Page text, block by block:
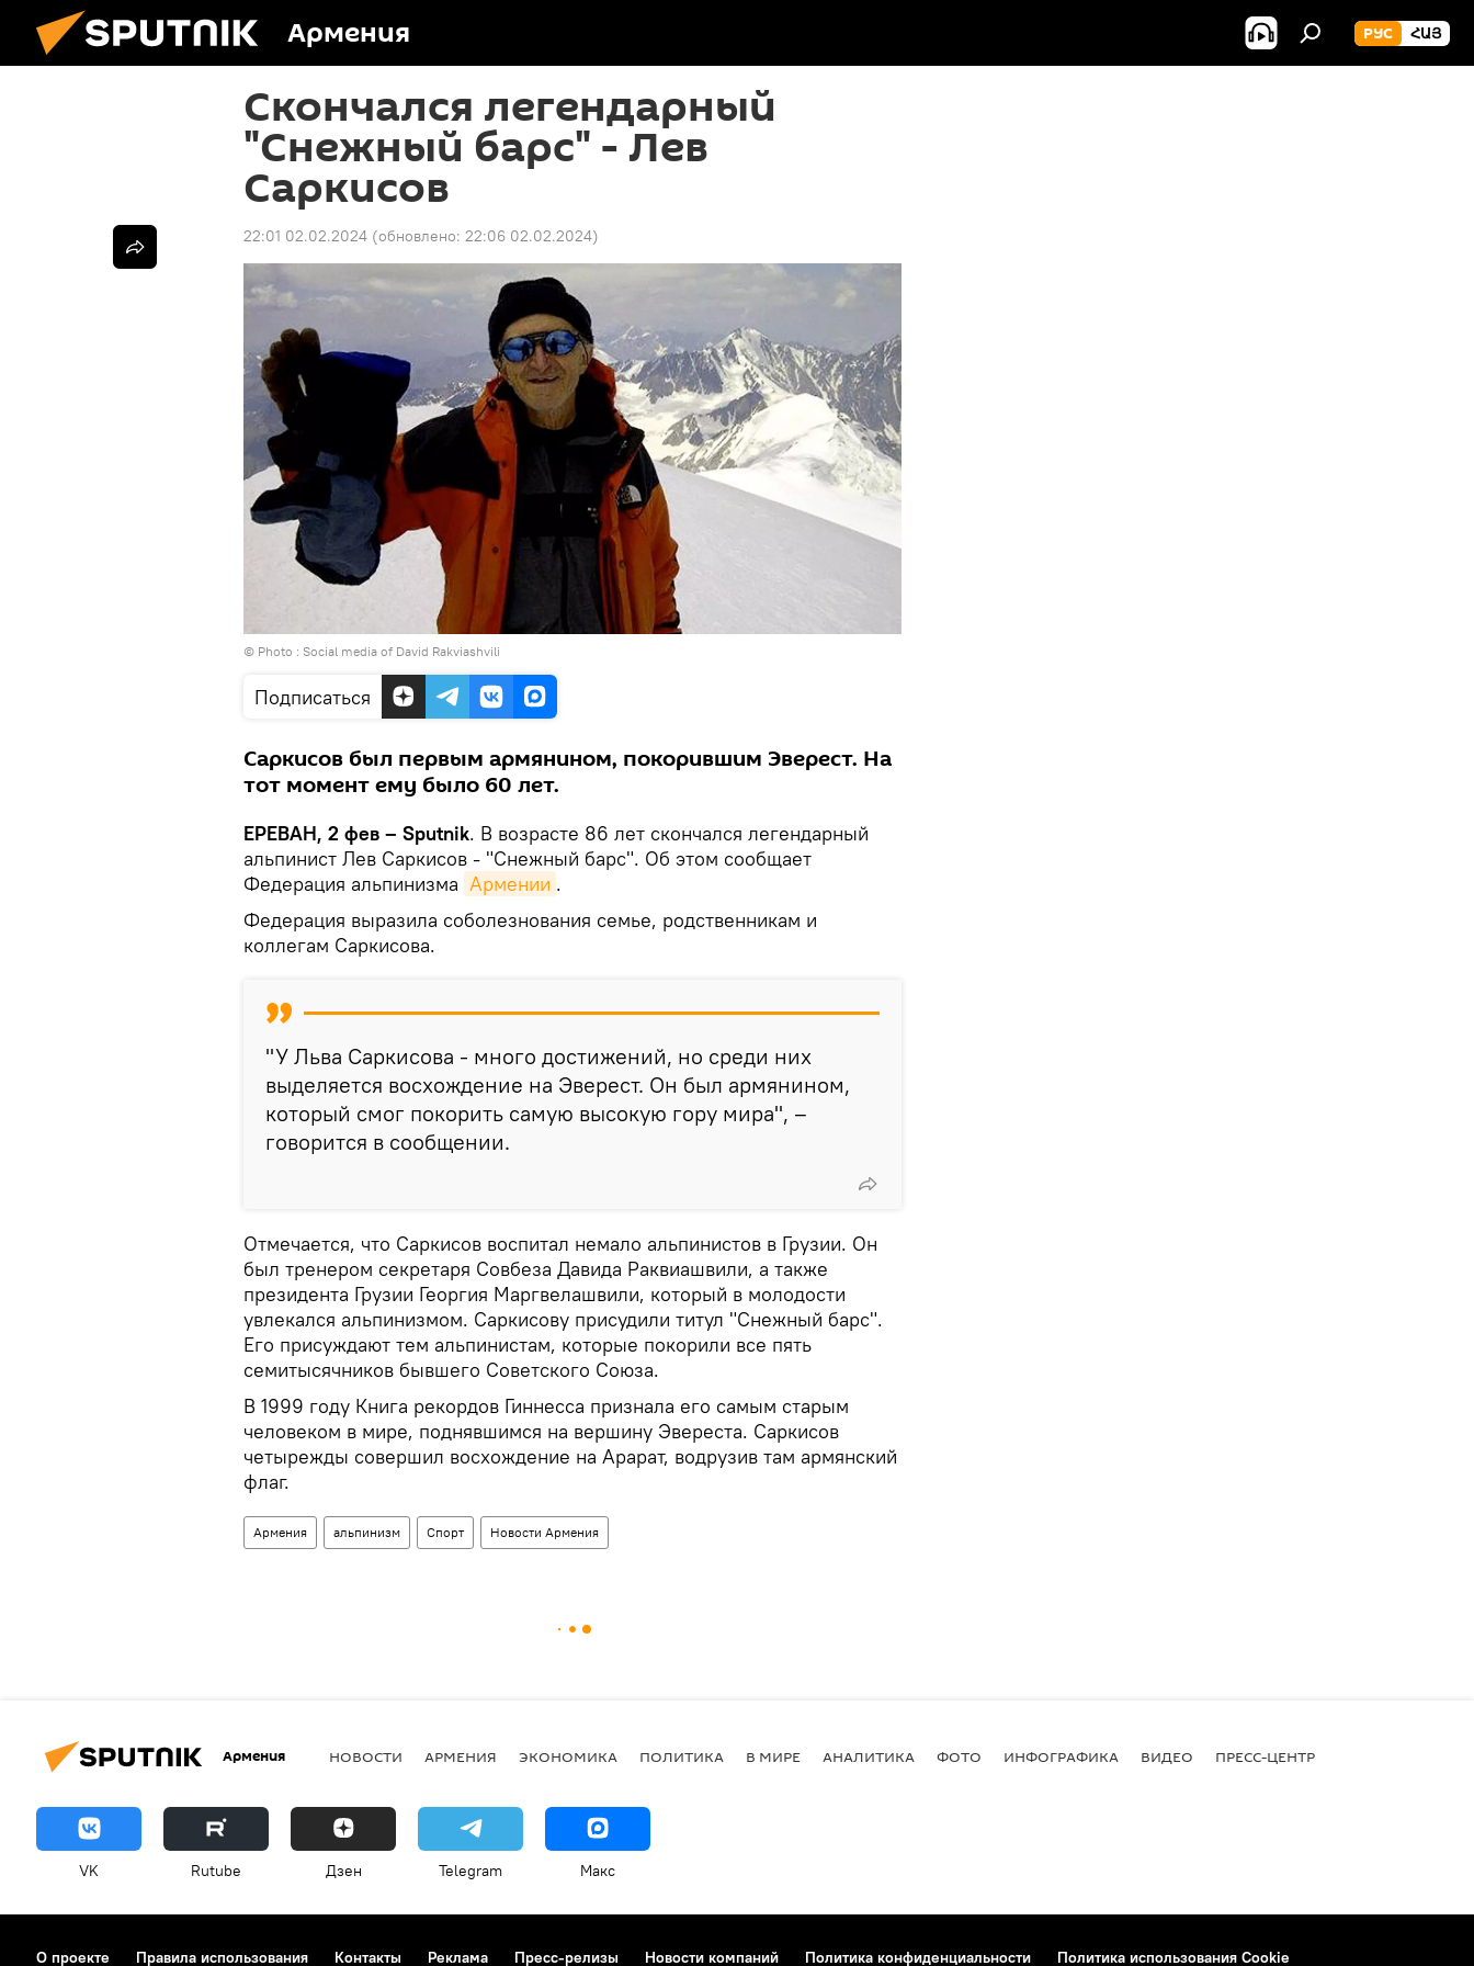
Армения РУС ՀԱՅ
Скончался легендарный
"Снежный барс" - Лев
Саркисов
22:01 02.02.2024 (обновлено: 22:06 02.02.2024)
© Photo : Social media of David Rakviashvili
Подписаться
Саркисов был первым армянином, покорившим Эверест. На
тот момент ему было 60 лет.
ЕРЕВАН, 2 фев – Sputnik. В возрасте 86 лет скончался легендарный
альпинист Лев Саркисов - "Снежный барс". Об этом сообщает
Федерация альпинизма Армении .
Федерация выразила соболезнования семье, родственникам и
коллегам Саркисова.
"У Льва Саркисова - много достижений, но среди них
выделяется восхождение на Эверест. Он был армянином,
который смог покорить самую высокую гору мира", –
говорится в сообщении.
Отмечается, что Саркисов воспитал немало альпинистов в Грузии. Он
был тренером секретаря Совбеза Давида Раквиашвили, а также
президента Грузии Георгия Маргвелашвили, который в молодости
увлекался альпинизмом. Саркисову присудили титул "Снежный барс".
Его присуждают тем альпинистам, которые покорили все пять
семитысячников бывшего Советского Союза.
В 1999 году Книга рекордов Гиннесса признала его самым старым
человеком в мире, поднявшимся на вершину Эвереста. Саркисов
четырежды совершил восхождение на Арарат, водрузив там армянский
флаг.
Армения альпинизм Спорт Новости Армения
Армения НОВОСТИ АРМЕНИЯ ЭКОНОМИКА ПОЛИТИКА В МИРЕ АНАЛИТИКА ФОТО ИНФОГРАФИКА ВИДЕО ПРЕСС-ЦЕНТР
VK Rutube Дзен Telegram Макс
О проекте Правила использования Контакты Реклама Пресс-релизы Новости компаний Политика конфиденциальности Политика использования Cookie